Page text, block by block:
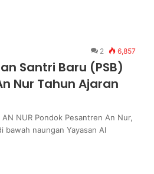
2 6,857
Santri Baru (PSB)
Nur Tahun Ajaran
AN NUR Pondok Pesantren An Nur,
bawah naungan Yayasan Al